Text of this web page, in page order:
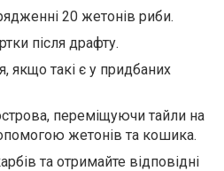
20 жетонів риби.
після драфту.
якщо такі є у придбаних
переміщуючи тайли на
жетонів та кошика.
та отримайте відповідні